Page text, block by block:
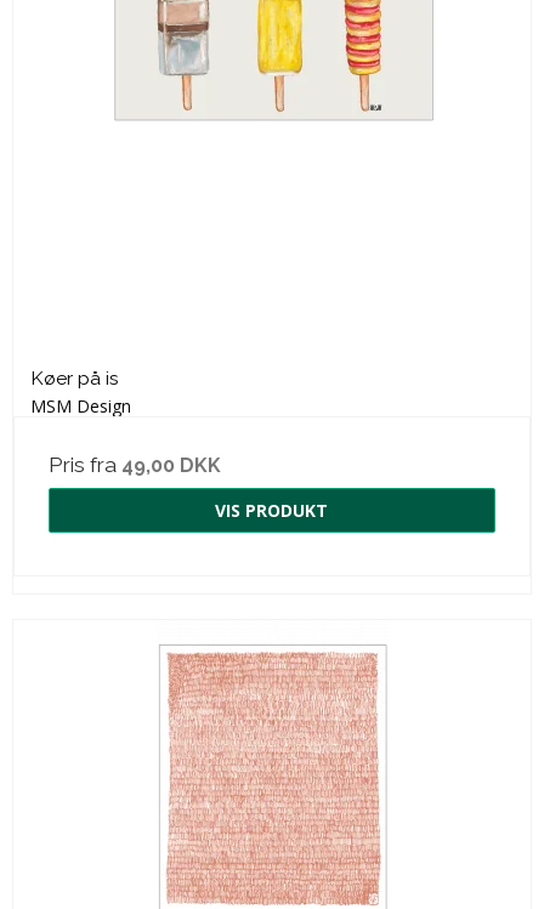
Køer på is
MSM Design
Pris fra 49,00 DKK
VIS PRODUKT